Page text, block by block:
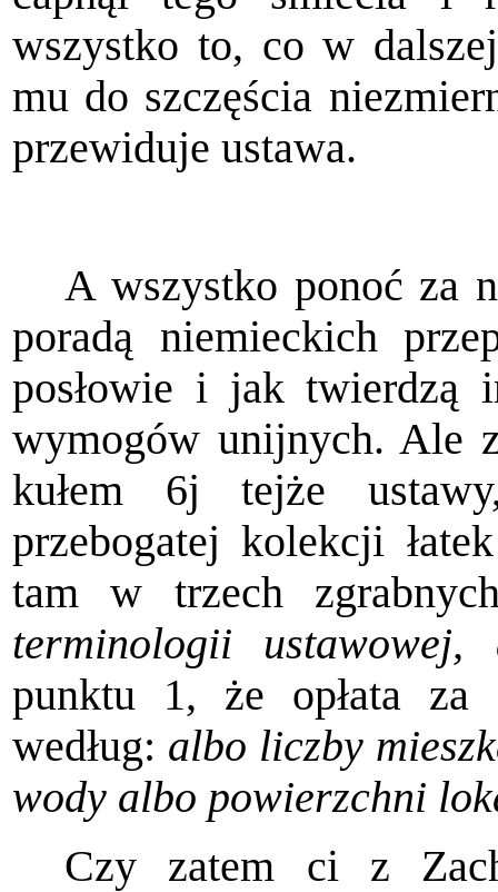
wszystko to, co w
mu do szczęścia
przewiduje ustawa.
A wszystko ponoć za
poradą niemieckich
posłowie i jak twierdzą
wymogów unijnych. Ale
kułem 6j tejże
przebogatej kolekcji
tam w trzech
terminologii
punktu 1, że opłata za
według: albo liczby
wody albo powierzchni
Czy zatem ci z